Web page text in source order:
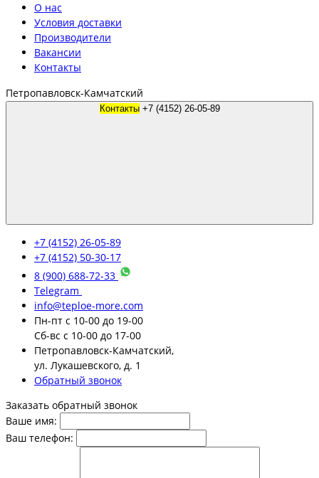
О нас
Условия доставки
Производители
Вакансии
Контакты
Петропавловск-Камчатский
Контакты +7 (4152) 26-05-89
+7 (4152) 26-05-89
+7 (4152) 50-30-17
8 (900) 688-72-33
Telegram
info@teploe-more.com
Пн-пт с 10-00 до 19-00
Сб-вс с 10-00 до 17-00
Петропавловск-Камчатский,
ул. Лукашевского, д. 1
Обратный звонок
Заказать обратный звонок
Ваше имя:
Ваш телефон: